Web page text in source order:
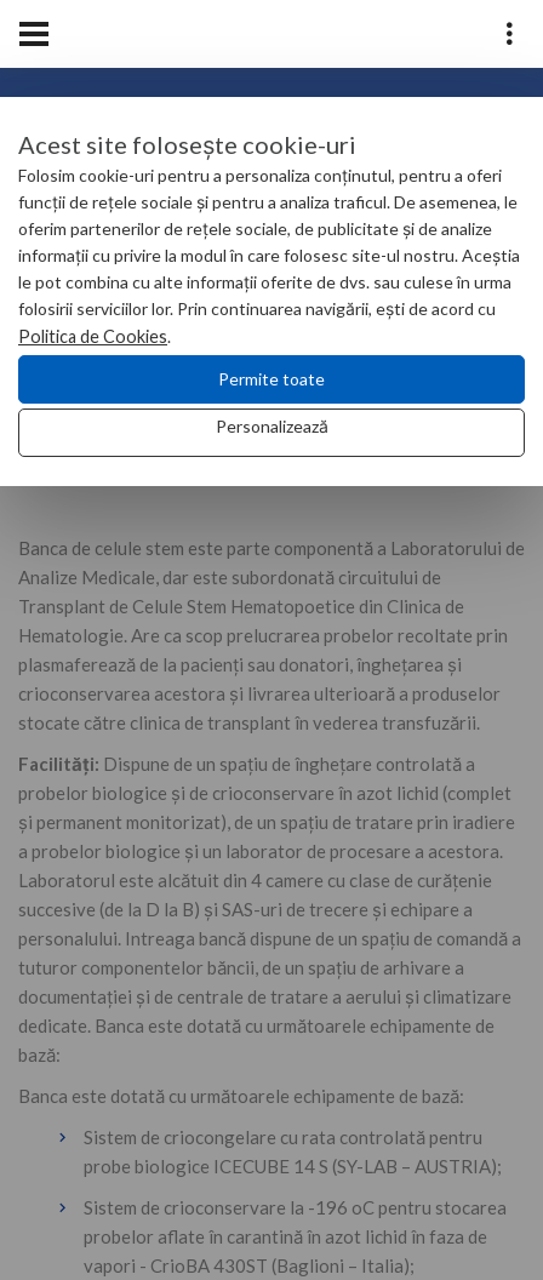
BANCA DE CELULE STEM
Home
Asistență imagistică și laborator
Banca de celule stem
BANCA DE CELULE STEM
Banca de celule stem este parte componentă a Laboratorului de
Analize Medicale, dar este subordonată circuitului de
Transplant de Celule Stem Hematopoetice din Clinica de
Hematologie. Are ca scop prelucrarea probelor recoltate prin
plasmaferează de la pacienți sau donatori, înghețarea și
crioconservarea acestora și livrarea ulterioară a produselor
stocate către clinica de transplant în vederea transfuzării.
Facilități: Dispune de un spațiu de înghețare controlată a
probelor biologice și de crioconservare în azot lichid (complet
și permanent monitorizat), de un spațiu de tratare prin iradiere
a probelor biologice și un laborator de procesare a acestora.
Laboratorul este alcătuit din 4 camere cu clase de curățenie
succesive (de la D la B) și SAS-uri de trecere și echipare a
personalului. Intreaga bancă dispune de un spațiu de comandă a
tuturor componentelor băncii, de un spațiu de arhivare a
documentației și de centrale de tratare a aerului și climatizare
dedicate. Banca este dotată cu următoarele echipamente de
bază:
Banca este dotată cu următoarele echipamente de bază:
Sistem de criocongelare cu rata controlată pentru
probe biologice ICECUBE 14 S (SY-LAB – AUSTRIA);
Sistem de crioconservare la -196 oC pentru stocarea
probelor aflate în carantină în azot lichid în faza de
vapori - CrioBA 430ST (Baglioni – Italia);
Acest site folosește cookie-uri
Folosim cookie-uri pentru a personaliza conținutul, pentru a oferi
funcții de rețele sociale și pentru a analiza traficul. De asemenea, le
oferim partenerilor de rețele sociale, de publicitate și de analize
informații cu privire la modul în care folosesc site-ul nostru. Aceștia
le pot combina cu alte informații oferite de dvs. sau culese în urma
folosirii serviciilor lor. Prin continuarea navigării, ești de acord cu
Politica de Cookies.
Permite toate
Personalizează